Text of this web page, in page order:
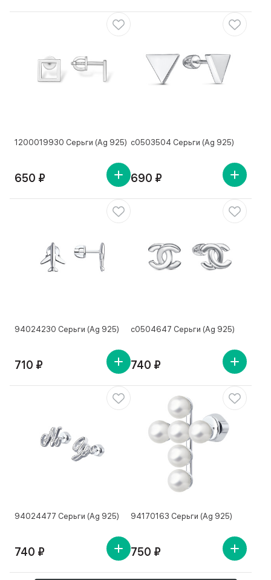
1200019930 Серьги (Ag 925)
650 ₽
с0503504 Серьги (Ag 925)
690 ₽
94024230 Серьги (Ag 925)
710 ₽
с0504647 Серьги (Ag 925)
740 ₽
94024477 Серьги (Ag 925)
740 ₽
94170163 Серьги (Ag 925)
750 ₽